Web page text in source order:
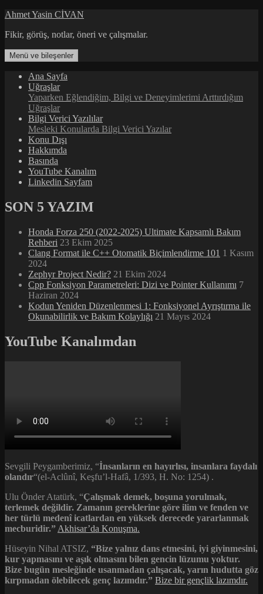
İçeriğe
Ahmet Yasin CİVAN
Fikir, görüş, notlar, öneri ve çalışmalar.
Menü ve bileşenler
Ana Sayfa
Uğraşlar
Yaparken Eğlendiğim, Bilgi ve Deneyimlerimi Arttırdığım
Uğraşlar
Bilgi Verici Yazılılar
Mesleki Konularda Bilgi Verici Yazılar
Konu Dışı
Hakkımda
Basında
YouTube Kanalım
Linkedin Sayfam
SON 5 YAZIM
Honda Forza 250 (2022-2025) Ultimate Kapsamlı Bakım
Rehberi 23 Ekim 2025
Clang Format ile C++ Otomatik Biçimlendirme 101 1 Kasım
2024
Zephyr Project Nedir? 21 Ekim 2024
Cpp Fonksiyon Parametreleri: Dizi ve Pointer Kullanımı 7
Haziran 2024
Kodun Yeniden Düzenlenmesi 1: Fonksiyonel Ayrıştırma ile
Okunabilirlik ve Bakım Kolaylığı 21 Mayıs 2024
YouTube Kanalımdan
Sevgili Peygamberimiz, “İnsanların en hayırlısı, insanlara faydalı
olandır“(el-Aclûnî, Keşfu’l-Hafâ, 1/393, H. No: 1254) .
Ulu Önder Atatürk, “Çalışmak demek, boşuna yorulmak,
terlemek değildir. Zamanın gereklerine göre ilim ve fenden ve
her türlü medenî icatlardan en yüksek derecede yararlanmak
mecburidir.” Akhisar’da Konuşma.
Hüseyin Nihal ATSIZ, “Bize yalnız dans etmesini, iyi giyinmesini,
kur yapmasını ve aşık olmasını bilen gencin lüzumu yoktur.
Bize bugün mesleğinde usanmadan çalışacak, yarın hudutta göz
kırpmadan ölebilecek genç lazımdır.” Bize bir gençlik lazımdır.